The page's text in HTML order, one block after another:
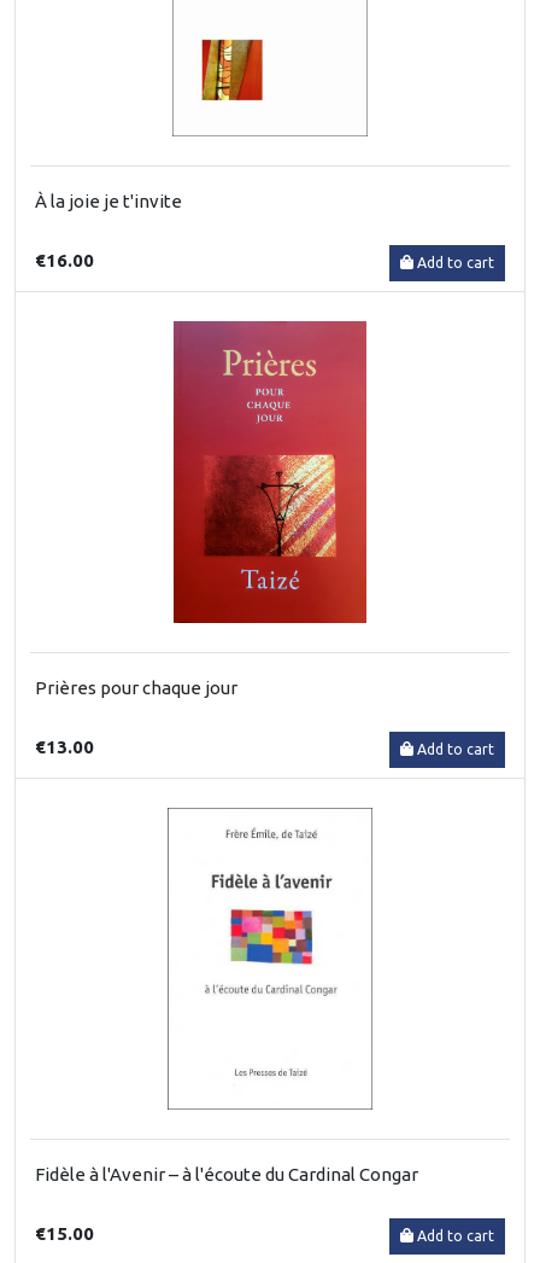
À la joie je t'invite
€16.00 Add to cart
Prières pour chaque jour
€13.00 Add to cart
Fidèle à l'Avenir – à l'écoute du Cardinal Congar
€15.00 Add to cart